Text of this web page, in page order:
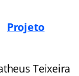
Projeto
Teixeira